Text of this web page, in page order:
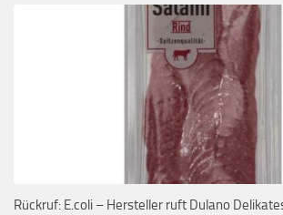
Rückruf: E.coli – Hersteller ruft Dulano